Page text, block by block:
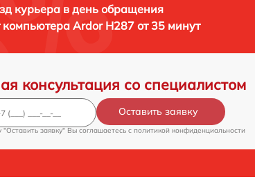
курьера в день обращения
компьютера Ardor H287 от 35 минут
консультация со специалистом
Оставить заявку
заявку" Вы соглашаетесь c политикой конфиденциальности